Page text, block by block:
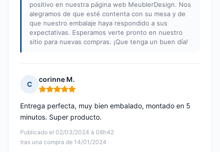
positivo en nuestra página web MeublerDesign. Nos
alegramos de que esté contenta con su mesa y de
que nuestro embalaje haya respondido a sus
expectativas. Esperamos verte pronto en nuestro
sitio para nuevas compras. ¡Que tenga un buen día!
C
corinne M.
Nota: 5 de 5
Publicado el 02/03/2024 à 06h42
tras una compra de 14/01/2024
Entrega perfecta, muy bien embalado, montado en 5
minutos. Super producto.